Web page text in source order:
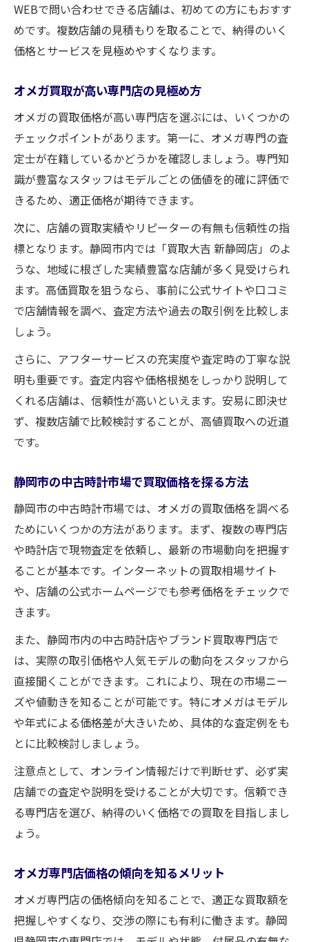
WEBで問い合わせできる店舗は、初めての方にもおすす
めです。複数店舗の見積もりを取ることで、納得のいく
価格とサービスを見極めやすくなります。
オメガ買取が高い専門店の見極め方
オメガの買取価格が高い専門店を選ぶには、いくつかの
チェックポイントがあります。第一に、オメガ専門の査
定士が在籍しているかどうかを確認しましょう。専門知
識が豊富なスタッフはモデルごとの価値を的確に評価で
きるため、適正価格が期待できます。
次に、店舗の買取実績やリピーターの有無も信頼性の指
標となります。静岡市内では「買取大吉 新静岡店」のよ
うな、地域に根ざした実績豊富な店舗が多く見受けられ
ます。高価買取を狙うなら、事前に公式サイトや口コミ
で店舗情報を調べ、査定方法や過去の取引例を比較しま
しょう。
さらに、アフターサービスの充実度や査定時の丁寧な説
明も重要です。査定内容や価格根拠をしっかり説明して
くれる店舗は、信頼性が高いといえます。安易に即決せ
ず、複数店舗で比較検討することが、高値買取への近道
です。
静岡市の中古時計市場で買取価格を探る方法
静岡市の中古時計市場では、オメガの買取価格を調べる
ためにいくつかの方法があります。まず、複数の専門店
や時計店で現物査定を依頼し、最新の市場動向を把握す
ることが基本です。インターネットの買取相場サイト
や、店舗の公式ホームページでも参考価格をチェックで
きます。
また、静岡市内の中古時計店やブランド買取専門店で
は、実際の取引価格や人気モデルの動向をスタッフから
直接聞くことができます。これにより、現在の市場ニー
ズや値動きを知ることが可能です。特にオメガはモデル
や年式による価格差が大きいため、具体的な査定例をも
とに比較検討しましょう。
注意点として、オンライン情報だけで判断せず、必ず実
店舗での査定や説明を受けることが大切です。信頼でき
る専門店を選び、納得のいく価格での買取を目指しまし
ょう。
オメガ専門店価格の傾向を知るメリット
オメガ専門店の価格傾向を知ることで、適正な買取額を
把握しやすくなり、交渉の際にも有利に働きます。静岡